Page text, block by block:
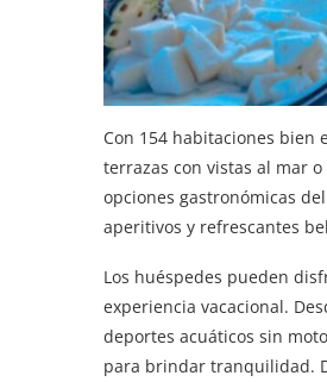
Con 154 habitaciones bien
terrazas con vistas al mar
opciones gastronómicas
aperitivos y refrescantes
Los huéspedes pueden
experiencia vacacional.
deportes acuáticos sin
para brindar tranquilidad.